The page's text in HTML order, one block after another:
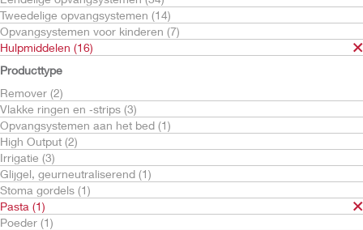
Tweedelige opvangsystemen (14)
Opvangsystemen voor kinderen (7)
Hulpmiddelen (16)
Producttype
Remover (2)
Vlakke ringen en ‑strips (3)
Opvangsystemen aan het bed (1)
High Output (2)
Irrigatie (3)
Glijgel, geurneutraliserend (1)
Stoma gordels (1)
Pasta (1)
Poeder (1)
Sorteren op: